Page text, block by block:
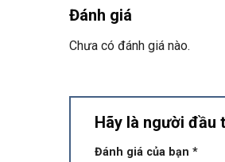
Đánh giá
Chưa có đánh giá nào.
Hãy là người đầu
Đánh giá của bạn *